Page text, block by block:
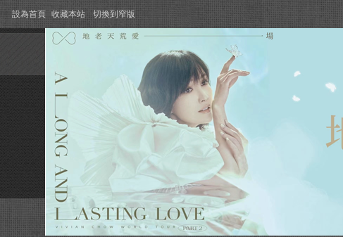
設為首頁 收藏本站 切換到窄版